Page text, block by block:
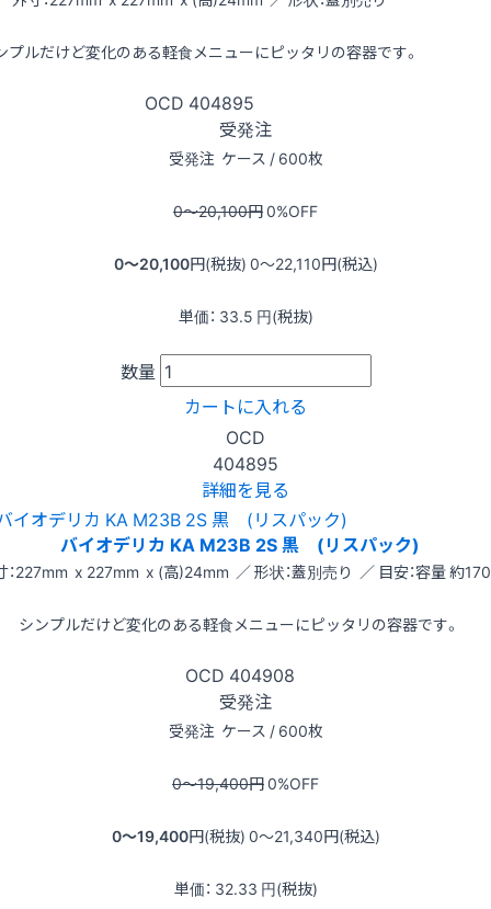
プルだけど変化のある軽食メニューにピッタリの容器です。
OCD 404895
受発注
受発注 ケース / 600枚
0〜20,100円0%OFF
0〜20,100円(税抜) 0〜22,110円(税込)
単価： 33.5 円(税抜)
数量
カートに入れる
OCD
404895
詳細を見る
バイオデリカ KA M23B 2S 黒 (リスパック)
：227mm x 227mm x (高)24mm ／ 形状：蓋別売り ／ 目安：容量 約
シンプルだけど変化のある軽食メニューにピッタリの容器です。
OCD 404908
受発注
受発注 ケース / 600枚
0〜19,400円0%OFF
0〜19,400円(税抜) 0〜21,340円(税込)
単価： 32.33 円(税抜)